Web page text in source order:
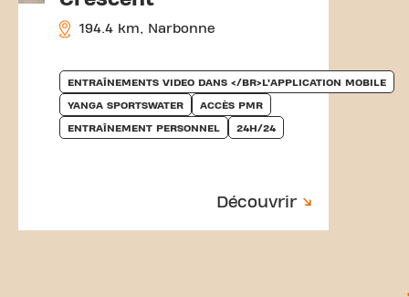
194.4 km, Narbonne
ENTRAÎNEMENTS VIDEO DANS </BR>L’APPLICATION MOBILE
YANGA SPORTSWATER ACCÈS PMR
ENTRAÎNEMENT PERSONNEL 24H/24
Découvrir